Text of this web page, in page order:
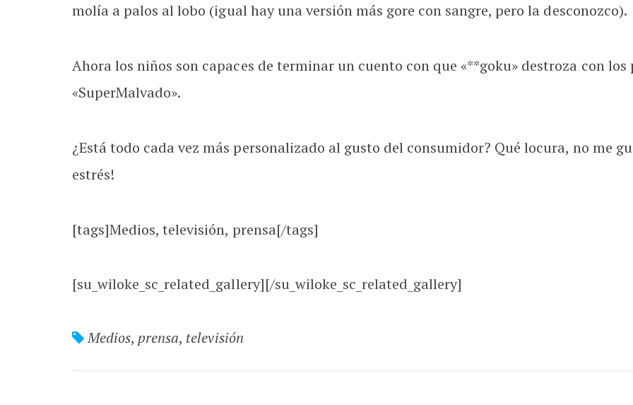
molía a palos al lobo (igual hay una versión más gore con sangre, pero la desconozco).
Ahora los niños son capaces de terminar un cuento con que «**goku» destroza con los
«SuperMalvado».
¿Está todo cada vez más personalizado al gusto del consumidor? Qué locura, no me
estrés!
[tags]Medios, televisión, prensa[/tags]
[su_wiloke_sc_related_gallery][/su_wiloke_sc_related_gallery]
Medios, prensa, televisión